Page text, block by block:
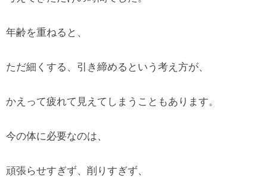
年齢を重ねると、
ただ細くする、引き締めるという考え方が、
かえって疲れて見えてしまうこともあります。
今の体に必要なのは、
頑張らせすぎず、削りすぎず、